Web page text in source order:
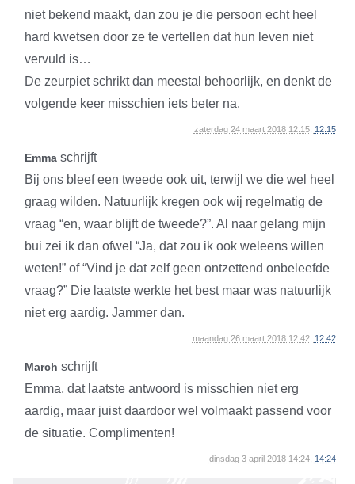
niet bekend maakt, dan zou je die persoon echt heel
hard kwetsen door ze te vertellen dat hun leven niet
vervuld is…
De zeurpiet schrikt dan meestal behoorlijk, en denkt de
volgende keer misschien iets beter na.
zaterdag 24 maart 2018 12:15, 12:15
Emma schrijft
Bij ons bleef een tweede ook uit, terwijl we die wel heel
graag wilden. Natuurlijk kregen ook wij regelmatig de
vraag “en, waar blijft de tweede?”. Al naar gelang mijn
bui zei ik dan ofwel “Ja, dat zou ik ook weleens willen
weten!” of “Vind je dat zelf geen ontzettend onbeleefde
vraag?” Die laatste werkte het best maar was natuurlijk
niet erg aardig. Jammer dan.
maandag 26 maart 2018 12:42, 12:42
March schrijft
Emma, dat laatste antwoord is misschien niet erg
aardig, maar juist daardoor wel volmaakt passend voor
de situatie. Complimenten!
dinsdag 3 april 2018 14:24, 14:24